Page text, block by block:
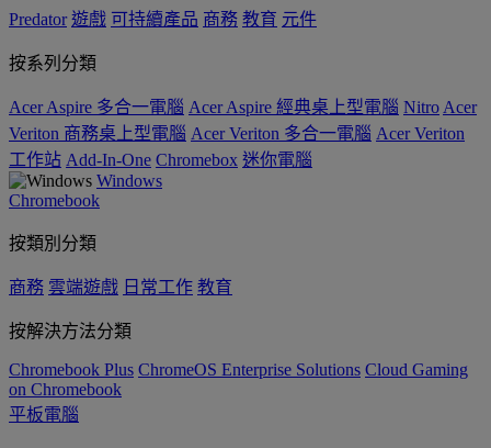
Predator 遊戲 可持續產品 商務 教育 元件
按系列分類
Acer Aspire 多合一電腦 Acer Aspire 經典桌上型電腦 Nitro Acer
Veriton 商務桌上型電腦 Acer Veriton 多合一電腦 Acer Veriton
工作站 Add-In-One Chromebox 迷你電腦
Windows
Chromebook
按類別分類
商務 雲端遊戲 日常工作 教育
按解決方法分類
Chromebook Plus ChromeOS Enterprise Solutions Cloud Gaming
on Chromebook
平板電腦